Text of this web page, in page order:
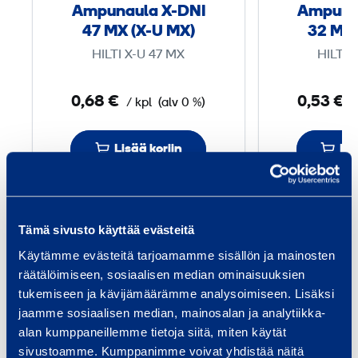
Tämä sivusto käyttää evästeitä
Käytämme evästeitä tarjoamamme sisällön ja mainosten
räätälöimiseen, sosiaalisen median ominaisuuksien
tukemiseen ja kävijämäärämme analysoimiseen. Lisäksi
jaamme sosiaalisen median, mainosalan ja analytiikka-
alan kumppaneillemme tietoja siitä, miten käytät
sivustoamme. Kumppanimme voivat yhdistää näitä
l
D
N
I
7
M
X
(
X
U
Ampunaula X-DNI
47 MX (X-U MX)
HILTI X-U 47 MX
0,68 € / kpl (alv 0 %)
Lisää koriin
32 MX
HILTI
0,53 €
Palvelut
Talon rakentaminen